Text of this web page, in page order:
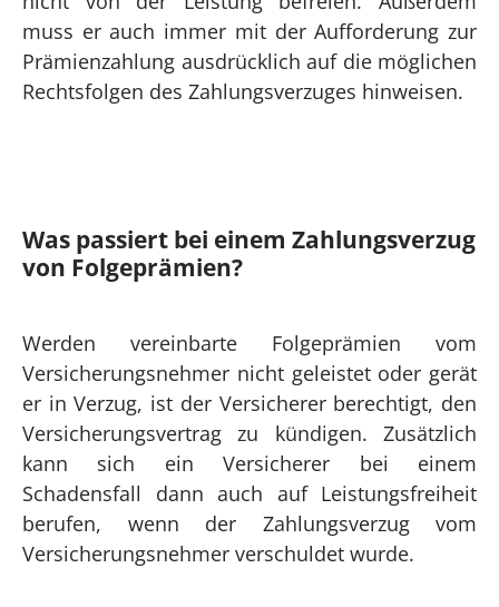
muss er auch immer mit der Aufforderung zur
Prämienzahlung ausdrücklich auf die möglichen
Rechtsfolgen des Zahlungsverzuges hinweisen.
Was passiert bei einem Zahlungsverzug
von Folgeprämien?
Werden vereinbarte Folgeprämien vom
Versicherungsnehmer nicht geleistet oder gerät
er in Verzug, ist der Versicherer berechtigt, den
Versicherungsvertrag zu kündigen. Zusätzlich
kann sich ein Versicherer bei einem
Schadensfall dann auch auf Leistungsfreiheit
berufen, wenn der Zahlungsverzug vom
Versicherungsnehmer verschuldet wurde.